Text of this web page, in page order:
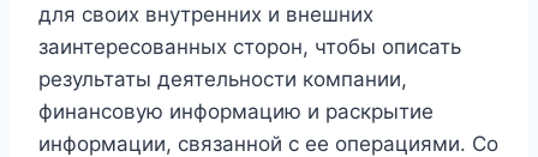
для своих внутренних и внешних
заинтересованных сторон, чтобы описать
результаты деятельности компании,
финансовую информацию и раскрытие
информации, связанной с ее операциями. Со